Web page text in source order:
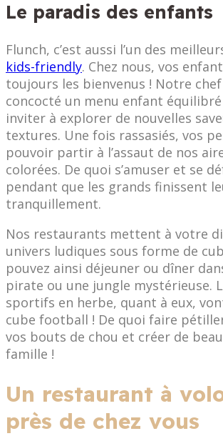
Le paradis des enfants
Flunch, c’est aussi l’un des
kids-friendly. Chez nous, vos
toujours les bienvenus ! Notre
concocté un menu enfant
inviter à explorer de nouvelles
textures. Une fois rassasiés, vos
pouvoir partir à l’assaut de nos
colorées. De quoi s’amuser et se
pendant que les grands finissent
tranquillement.
Nos restaurants mettent à votre
univers ludiques sous forme de
pouvez ainsi déjeuner ou dîner
pirate ou une jungle mystérieuse.
sportifs en herbe, quant à eux,
cube football ! De quoi faire
vos bouts de chou et créer de
famille !
Un restaurant à
près de chez vous